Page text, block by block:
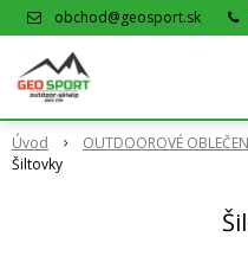
obchod@geosport.sk
Úvod OUTDOOROVÉ
Šiltovky